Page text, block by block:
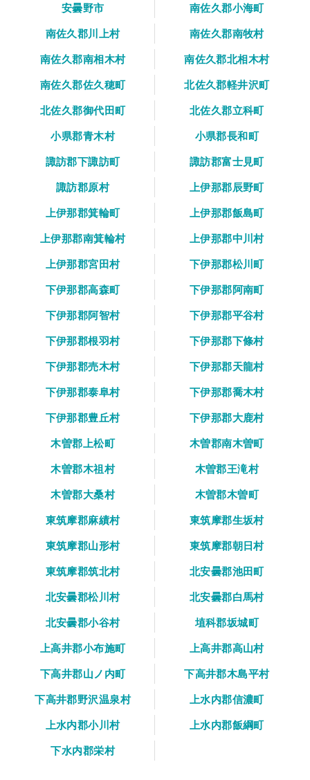
安曇野市
南佐久郡小海町
南佐久郡川上村
南佐久郡南牧村
南佐久郡南相木村
南佐久郡北相木村
南佐久郡佐久穂町
北佐久郡軽井沢町
北佐久郡御代田町
北佐久郡立科町
小県郡青木村
小県郡長和町
諏訪郡下諏訪町
諏訪郡富士見町
諏訪郡原村
上伊那郡辰野町
上伊那郡箕輪町
上伊那郡飯島町
上伊那郡南箕輪村
上伊那郡中川村
上伊那郡宮田村
下伊那郡松川町
下伊那郡高森町
下伊那郡阿南町
下伊那郡阿智村
下伊那郡平谷村
下伊那郡根羽村
下伊那郡下條村
下伊那郡売木村
下伊那郡天龍村
下伊那郡泰阜村
下伊那郡喬木村
下伊那郡豊丘村
下伊那郡大鹿村
木曽郡上松町
木曽郡南木曽町
木曽郡木祖村
木曽郡王滝村
木曽郡大桑村
木曽郡木曽町
東筑摩郡麻績村
東筑摩郡生坂村
東筑摩郡山形村
東筑摩郡朝日村
東筑摩郡筑北村
北安曇郡池田町
北安曇郡松川村
北安曇郡白馬村
北安曇郡小谷村
埴科郡坂城町
上高井郡小布施町
上高井郡高山村
下高井郡山ノ内町
下高井郡木島平村
下高井郡野沢温泉村
上水内郡信濃町
上水内郡小川村
上水内郡飯綱町
下水内郡栄村